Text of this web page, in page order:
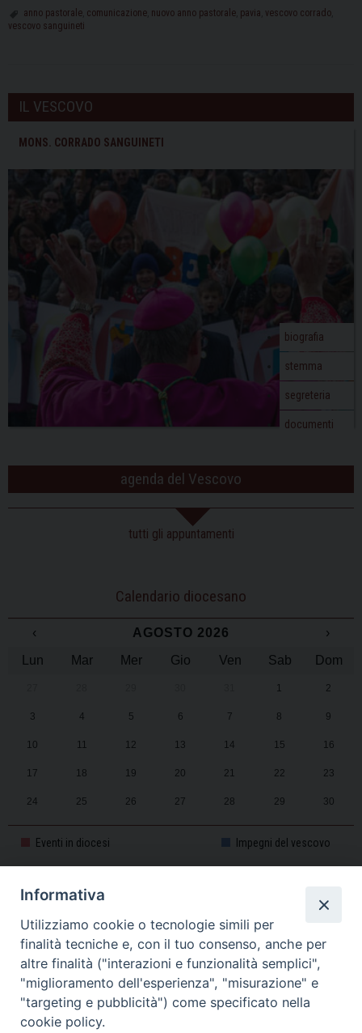
anno pastorale comunicazione nuovo anno pastorale pavia vescovo corrado
vescovo sanguineti
IL VESCOVO
MONS. CORRADO SANGUINETI
biografia
stemma
segreteria
documenti
agenda del Vescovo
tutti gli appuntamenti
Calendario diocesano
‹ AGOSTO 2026
›
Lun
Mar Mer Gio Ven Sab Dom
1 2
3 4 5 6 7 8 9
10 11 12 13 14 15 16
17 18 19 20 21 22 23
24 25 26 27 28 29 30
31 1 2 3 4 5 6
Eventi in diocesi Impegni del vescovo
CALENDARIO PASTORALE 2025-2026
Informativa
Utilizziamo cookie o tecnologie simili per
finalità tecniche e, con il tuo consenso, anche per
altre finalità ("interazioni e funzionalità semplici",
"miglioramento dell'esperienza", "misurazione" e
"targeting e pubblicità") come specificato nella
cookie policy.